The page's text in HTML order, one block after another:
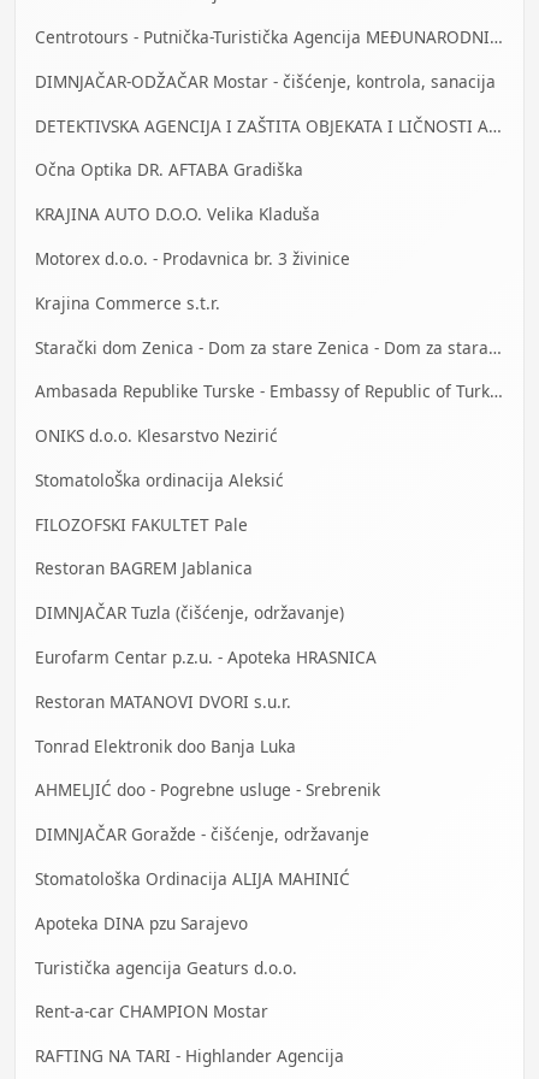
potrebe kupca su uvjek na prvom
mjestu. Svi objekti su opremljeni
liftovima i prilaznim rampama,
ograničenim sposobnostima
svim spratovima. Takođe, vodimo
materijala i tehnologija, koje
u zgradama.
Centrotours - Putnička-Turistička Agencija MEĐUNARODNI AERODROM Sarajevo
DIMNJAČAR-ODŽAČAR Mostar - čišćenje, kontrola, sanacija
DETEKTIVSKA AGENCIJA I ZAŠTITA OBJEKATA I LIČNOSTI ALFA DM Travnik
Očna Optika DR. AFTABA Gradiška
KRAJINA AUTO D.O.O. Velika Kladuša
Motorex d.o.o. - Prodavnica br. 3 živinice
Krajina Commerce s.t.r.
Starački dom Zenica - Dom za stare Zenica - Dom za stara lica Zenica
Ambasada Republike Turske - Embassy of Republic of Turkey
ONIKS d.o.o. Klesarstvo Nezirić
StomatoloŠka ordinacija Aleksić
FILOZOFSKI FAKULTET Pale
Restoran BAGREM Jablanica
DIMNJAČAR Tuzla (čišćenje, održavanje)
Eurofarm Centar p.z.u. - Apoteka HRASNICA
Restoran MATANOVI DVORI s.u.r.
Tonrad Elektronik doo Banja Luka
AHMELJIĆ doo - Pogrebne usluge - Srebrenik
DIMNJAČAR Goražde - čišćenje, održavanje
Stomatološka Ordinacija ALIJA MAHINIĆ
Apoteka DINA pzu Sarajevo
Turistička agencija Geaturs d.o.o.
Rent-a-car CHAMPION Mostar
RAFTING NA TARI - Highlander Agencija